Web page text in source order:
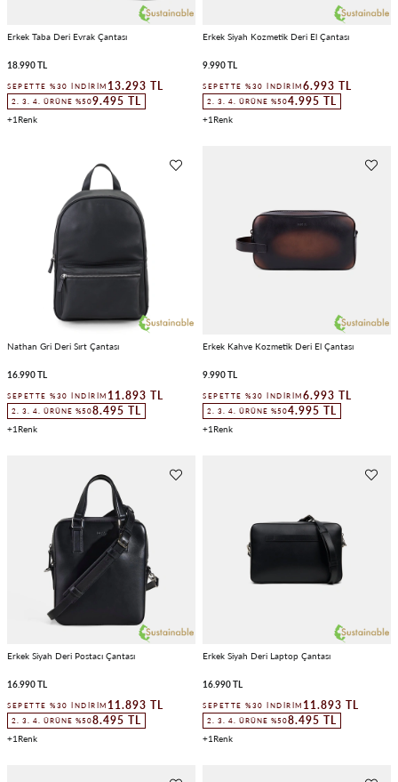
Erkek Taba Deri Evrak Çantası
18.990 TL
SEPETTE %30 İNDIRIM 13.293 TL
2. 3. 4. ÜRÜNE %509.495 TL
1
Erkek Siyah Kozmetik Deri El Çantası
9.990 TL
SEPETTE %30 İNDIRIM 6.993 TL
2. 3. 4. ÜRÜNE %504.995 TL
1
Nathan Gri Deri Sırt Çantası
16.990 TL
SEPETTE %30 İNDIRIM 11.893 TL
2. 3. 4. ÜRÜNE %508.495 TL
1
Erkek Kahve Kozmetik Deri El Çantası
9.990 TL
SEPETTE %30 İNDIRIM 6.993 TL
2. 3. 4. ÜRÜNE %504.995 TL
1
Erkek Siyah Deri Postacı Çantası
16.990 TL
SEPETTE %30 İNDIRIM 11.893 TL
2. 3. 4. ÜRÜNE %508.495 TL
1
Erkek Siyah Deri Laptop Çantası
16.990 TL
SEPETTE %30 İNDIRIM 11.893 TL
2. 3. 4. ÜRÜNE %508.495 TL
1